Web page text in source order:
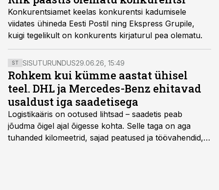
Konkurentsiamet keelas konkurentsi kadumisele
viidates ühineda Eesti Postil ning Ekspress Grupile,
kuigi tegelikult on konkurents kirjaturul pea olematu.
ST SISUTURUNDUS29.06.26, 15:49
Rohkem kui kümme aastat ühisel
teel. DHL ja Mercedes-Benz ehitavad
usaldust iga saadetisega
Logistikaäris on ootused lihtsad – saadetis peab
jõudma õigel ajal õigesse kohta. Selle taga on aga
tuhanded kilomeetrid, sajad peatused ja töövahendid,